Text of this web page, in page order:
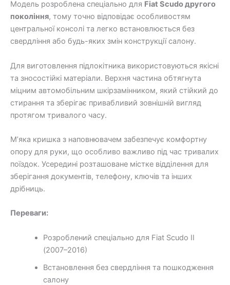
Модель розроблена спеціально для Fiat Scudo другого
покоління, тому точно відповідає особливостям
центральної консолі та легко встановлюється без
свердління або будь-яких змін конструкції салону.
Для виготовлення підлокітника використовуються якісні
та зносостійкі матеріали. Верхня частина обтягнута
міцним автомобільним шкірзамінником, який стійкий до
стирання та зберігає привабливий зовнішній вигляд
протягом тривалого часу.
М’яка кришка з наповнювачем забезпечує комфортну
опору для руки, що особливо важливо під час тривалих
поїздок. Усередині розташоване містке відділення для
зберігання документів, телефону, ключів та інших
дрібниць.
Переваги:
Розроблений спеціально для Fiat Scudo II
(2007–2016)
Встановлення без свердління та пошкодження
салону